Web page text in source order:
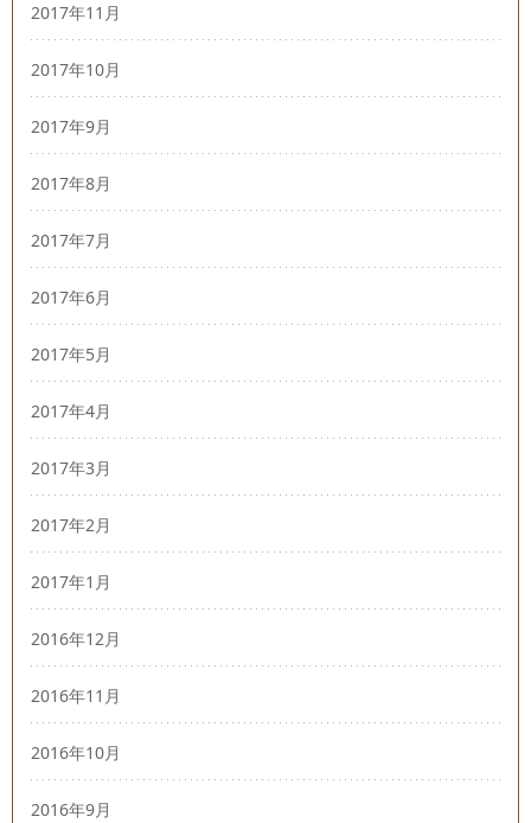
2017年11月
2017年10月
2017年9月
2017年8月
2017年7月
2017年6月
2017年5月
2017年4月
2017年3月
2017年2月
2017年1月
2016年12月
2016年11月
2016年10月
2016年9月